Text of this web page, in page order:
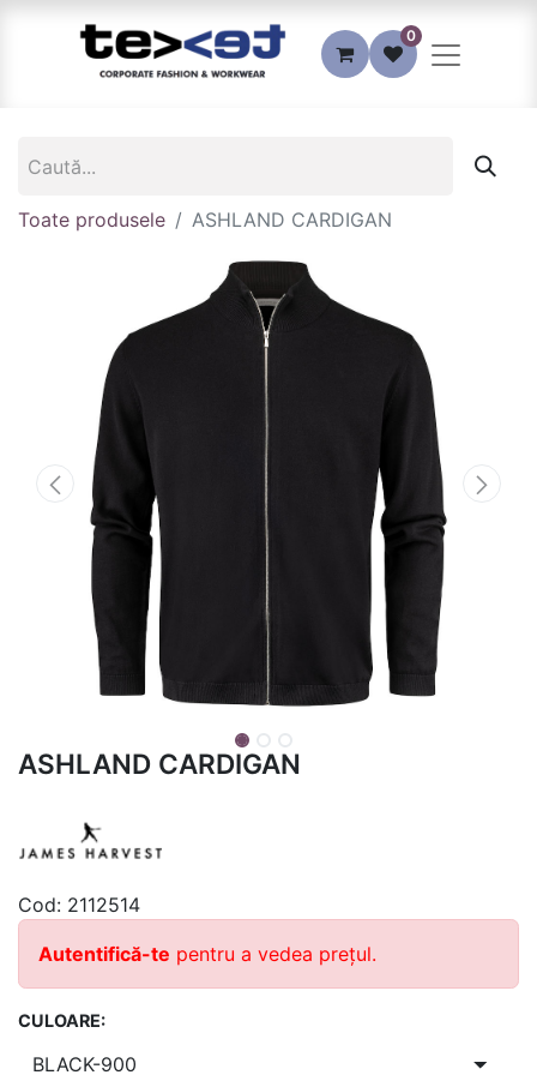
0
Toate produsele ASHLAND CARDIGAN
ASHLAND CARDIGAN
Cod: 2112514
Autentifică-te pentru a vedea prețul.
CULOARE: